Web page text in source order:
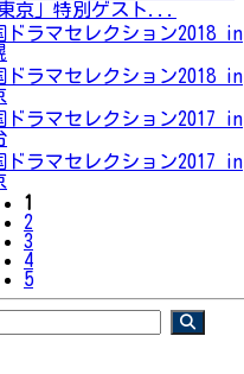
京」特別ゲスト...
ドラマセレクション2018 in
ドラマセレクション2018 in
ドラマセレクション2017 in
ドラマセレクション2017 in
1
2
3
4
5